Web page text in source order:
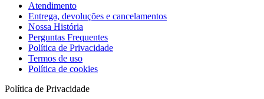
Atendimento
Entrega, devoluções e cancelamentos
Nossa História
Perguntas Frequentes
Política de Privacidade
Termos de uso
Política de cookies
Política de Privacidade